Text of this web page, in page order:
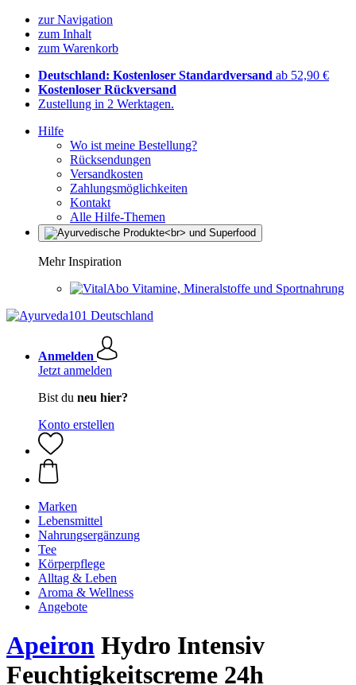
zur Navigation
zum Inhalt
zum Warenkorb
Deutschland: Kostenloser Standardversand ab 52,90 €
Kostenloser Rückversand
Zustellung in 2 Werktagen.
Hilfe
Wo ist meine Bestellung?
Rücksendungen
Versandkosten
Zahlungsmöglichkeiten
Kontakt
Alle Hilfe-Themen
Mehr Inspiration
Vitamine, Mineralstoffe und Sportnahrung
Anmelden
Jetzt anmelden
Bist du neu hier?
Konto erstellen
Marken
Lebensmittel
Nahrungsergänzung
Tee
Körperpflege
Alltag & Leben
Aroma & Wellness
Angebote
Apeiron Hydro Intensiv
Feuchtigkeitscreme 24h